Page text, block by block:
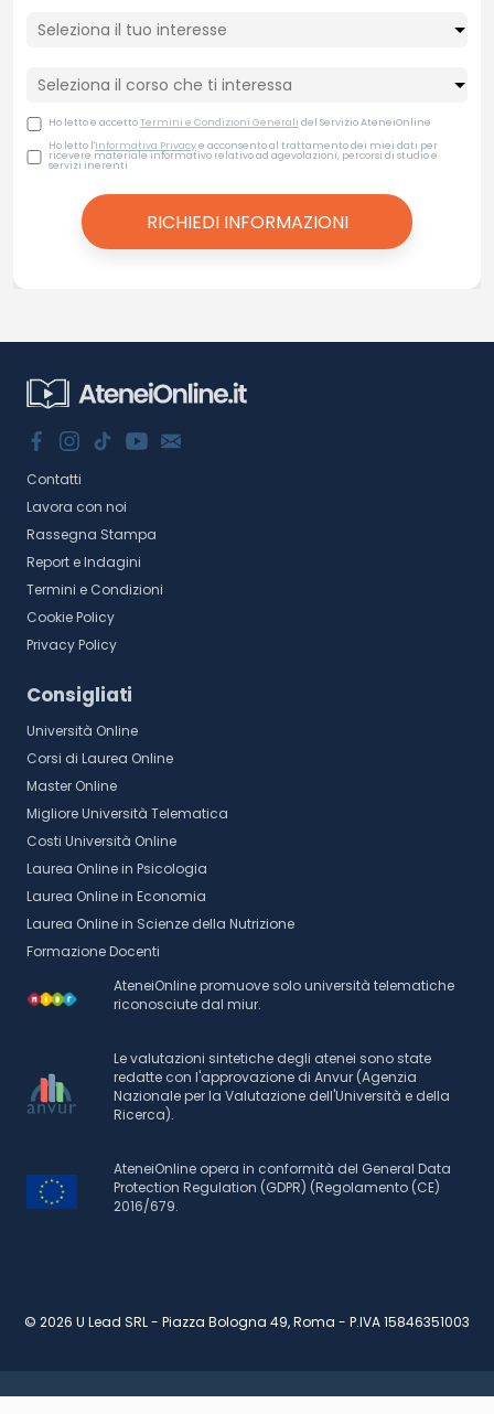
Ho letto e accettoTermini e Condizioni Generali del Servizio AteneiOnline
Ho letto l'Informativa Privacye acconsento al trattamento dei miei dati per
ricevere materiale informativo relativo ad agevolazioni, percorsi di studio e
servizi inerenti
Contatti
Lavora con noi
Rassegna Stampa
Report e Indagini
Termini e Condizioni
Cookie Policy
Privacy Policy
Consigliati
Università Online
Corsi di Laurea Online
Master Online
Migliore Università Telematica
Costi Università Online
Laurea Online in Psicologia
Laurea Online in Economia
Laurea Online in Scienze della Nutrizione
Formazione Docenti
AteneiOnline promuove solo università telematiche
riconosciute dal miur.
Le valutazioni sintetiche degli atenei sono state
redatte con l'approvazione di Anvur (Agenzia
Nazionale per la Valutazione dell'Università e della
Ricerca).
AteneiOnline opera in conformità del General Data
Protection Regulation (GDPR) (Regolamento (CE)
2016/679.
© 2026 U Lead SRL - Piazza Bologna 49, Roma - P.IVA 15846351003